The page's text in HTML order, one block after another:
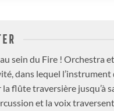
sein du Fire ! Orchestra
dans lequel l’instrument
flûte traversière jusqu’à
et la voix